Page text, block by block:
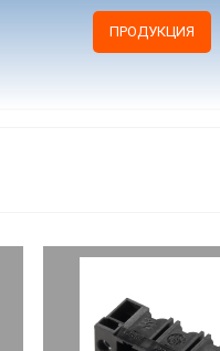
ПРОДУКЦИЯ